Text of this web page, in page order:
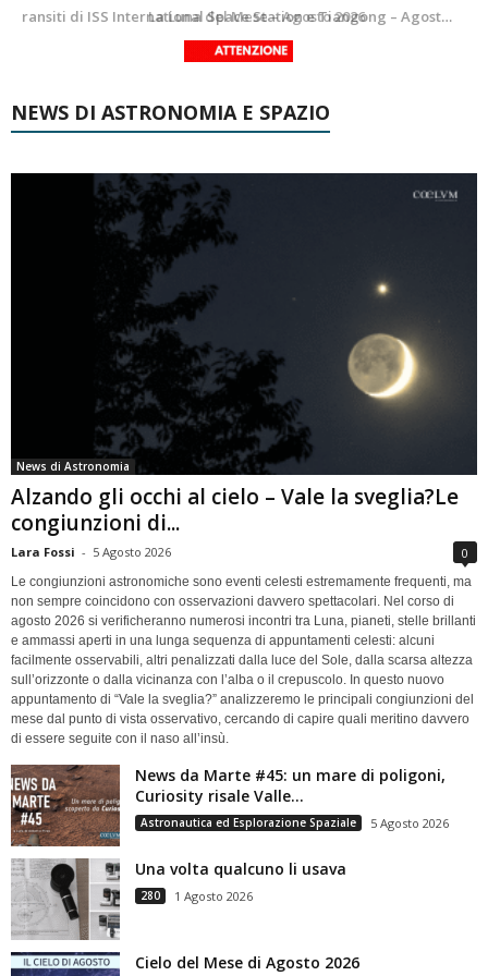
La Luna del Mese – Agosto 2026
Le costellazioni di Agosto 2026: Delfino
NEWS DI ASTRONOMIA E SPAZIO
News di Astronomia
Alzando gli occhi al cielo – Vale la sveglia?Le
congiunzioni di...
Lara Fossi - 5 Agosto 2026 0
Le congiunzioni astronomiche sono eventi celesti estremamente frequenti, ma
non sempre coincidono con osservazioni davvero spettacolari. Nel corso di
agosto 2026 si verificheranno numerosi incontri tra Luna, pianeti, stelle brillanti
e ammassi aperti in una lunga sequenza di appuntamenti celesti: alcuni
facilmente osservabili, altri penalizzati dalla luce del Sole, dalla scarsa altezza
sull’orizzonte o dalla vicinanza con l’alba o il crepuscolo. In questo nuovo
appuntamento di “Vale la sveglia?” analizzeremo le principali congiunzioni del
mese dal punto di vista osservativo, cercando di capire quali meritino davvero
di essere seguite con il naso all’insù.
News da Marte #45: un mare di poligoni,
Curiosity risale Valle...
Astronautica ed Esplorazione Spaziale 5 Agosto 2026
Una volta qualcuno li usava
280 1 Agosto 2026
Cielo del Mese di Agosto 2026